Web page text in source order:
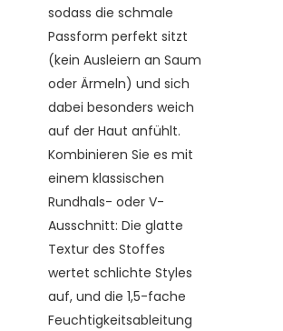
sodass die schmale
Passform perfekt sitzt
(kein Ausleiern an Saum
oder Ärmeln) und sich
dabei besonders weich
auf der Haut anfühlt.
Kombinieren Sie es mit
einem klassischen
Rundhals- oder V-
Ausschnitt: Die glatte
Textur des Stoffes
wertet schlichte Styles
auf, und die 1,5-fache
Feuchtigkeitsableitung